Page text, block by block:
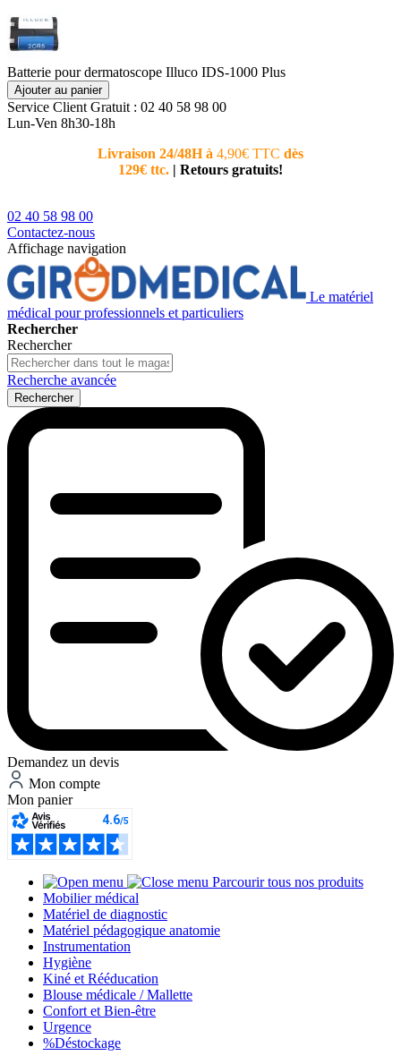
Batterie pour dermatoscope Illuco IDS-1000 Plus
Ajouter au panier
Service Client Gratuit : 02 40 58 98 00
Lun-Ven 8h30-18h
Livraison 24/48H à 4,90€ TTC dès
129€ ttc. | Retours gratuits!
02 40 58 98 00
Contactez-nous
Affichage navigation
Le matériel
médical pour professionnels et particuliers
Rechercher
Rechercher
Recherche avancée
Rechercher
Demandez un devis
Mon compte
Mon panier
Parcourir tous nos produits
Mobilier médical
Matériel de diagnostic
Matériel pédagogique anatomie
Instrumentation
Hygiène
Kiné et Rééducation
Blouse médicale / Mallette
Confort et Bien-être
Urgence
%Déstockage